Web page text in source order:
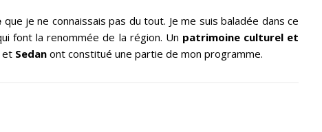
que je ne connaissais pas du tout. Je me suis baladée dans ce
font la renommée de la région. Un patrimoine culturel et
et Sedan ont constitué une partie de mon programme.